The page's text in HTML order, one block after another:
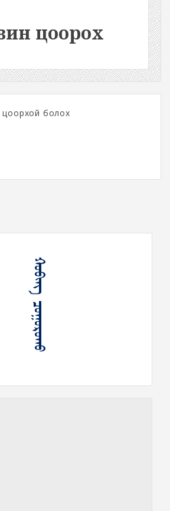
цоорох
цоорхой болох
ᠬᠤᠪᠢᠩ ᠴᠣᠭᠤᠷᠤᠬᠤ